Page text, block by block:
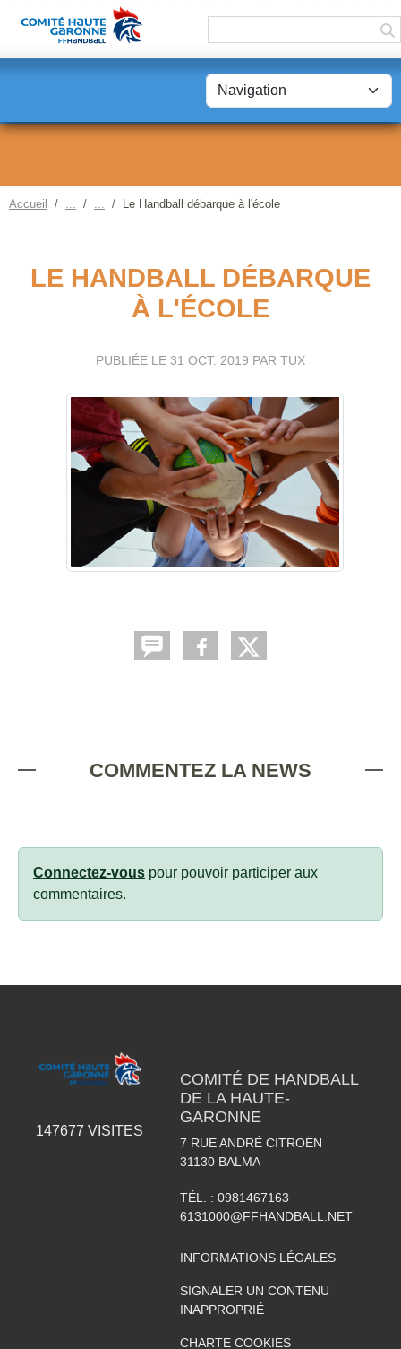
Accueil Le Handball débarque à l'école
LE HANDBALL DÉBARQUE
À L'ÉCOLE
PUBLIÉE LE 31 OCT. 2019 PAR TUX
COMMENTEZ LA NEWS
Connectez-vous pour pouvoir participer aux
commentaires.
147677 VISITES
COMITÉ DE HANDBALL
DE LA HAUTE-
GARONNE
7 RUE ANDRÉ CITROËN
31130 BALMA
TÉL. : 0981467163
6131000@FFHANDBALL.NET
INFORMATIONS LÉGALES
SIGNALER UN CONTENU
INAPPROPRIÉ
CHARTE COOKIES
Panneau de gestion des cookies